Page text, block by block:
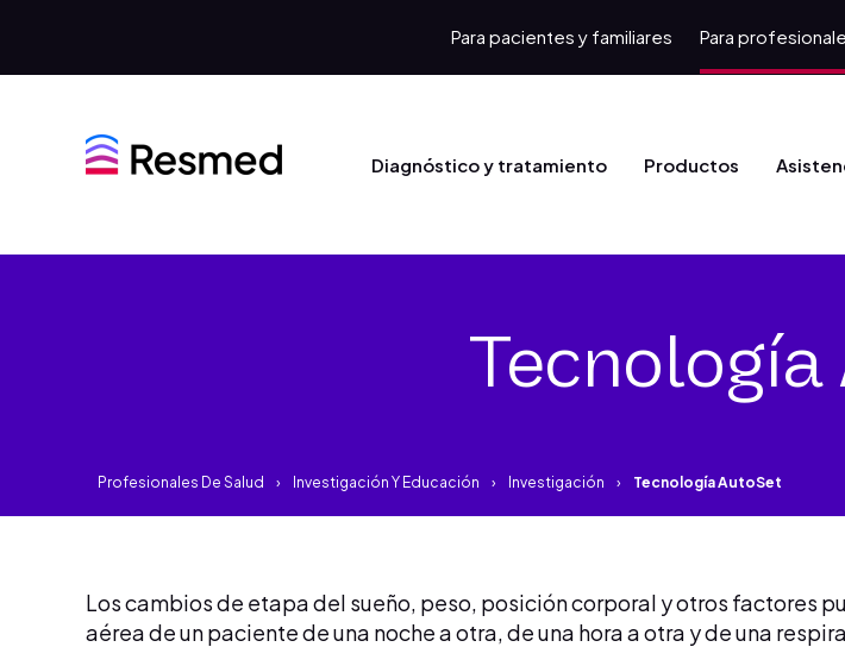
Para pacientes y familiares Para
Diagnóstico y tratamiento Productos
Profesionales De Salud Investigación Y Educación Investigación Tecnología AutoSet
Los cambios de etapa del sueño, peso, posición corporal y otros factores
aérea de un paciente de una noche a otra, de una hora a otra y de una